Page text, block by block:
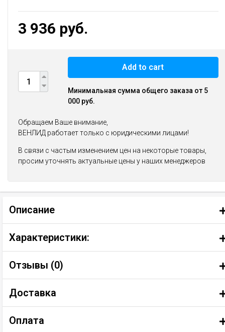
3 936 руб.
Add to cart
Минимальная сумма общего заказа от 5
000 руб.
Обращаем Ваше внимание,
ВЕНЛИД работает только с юридическими лицами!
В связи с частым изменением цен на некоторые товары,
просим уточнять актуальные цены у наших менеджеров
Описание
Характеристики:
Отзывы (0)
Доставка
Оплата